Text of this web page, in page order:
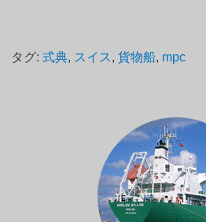
タグ:式典, スイス,貨物船, mpc